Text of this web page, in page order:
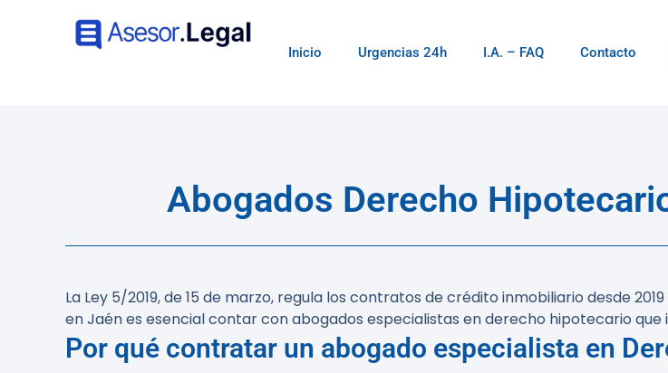
Inicio Urgencias 24h I.A. – FAQ Contacto
Abogados Derecho
La Ley 5/2019, de 15 de marzo, regula los contratos de crédito inmobiliario desde
en Jaén es esencial contar con abogados especialistas en derecho hipotecario
Por qué contratar un abogado especialista en